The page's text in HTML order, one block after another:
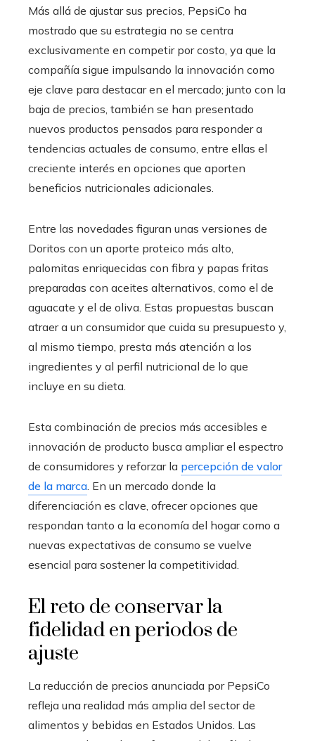
Más allá de ajustar sus precios, PepsiCo ha
mostrado que su estrategia no se centra
exclusivamente en competir por costo, ya que la
compañía sigue impulsando la innovación como
eje clave para destacar en el mercado; junto con la
baja de precios, también se han presentado
nuevos productos pensados para responder a
tendencias actuales de consumo, entre ellas el
creciente interés en opciones que aporten
beneficios nutricionales adicionales.
Entre las novedades figuran unas versiones de
Doritos con un aporte proteico más alto,
palomitas enriquecidas con fibra y papas fritas
preparadas con aceites alternativos, como el de
aguacate y el de oliva. Estas propuestas buscan
atraer a un consumidor que cuida su presupuesto y,
al mismo tiempo, presta más atención a los
ingredientes y al perfil nutricional de lo que
incluye en su dieta.
Esta combinación de precios más accesibles e
innovación de producto busca ampliar el espectro
de consumidores y reforzar la percepción de valor
de la marca. En un mercado donde la
diferenciación es clave, ofrecer opciones que
respondan tanto a la economía del hogar como a
nuevas expectativas de consumo se vuelve
esencial para sostener la competitividad.
El reto de conservar la
fidelidad en periodos de
ajuste
La reducción de precios anunciada por PepsiCo
refleja una realidad más amplia del sector de
alimentos y bebidas en Estados Unidos. Las